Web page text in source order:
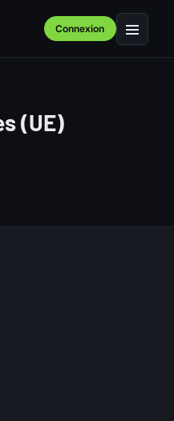
Connexion Menu
(UE)